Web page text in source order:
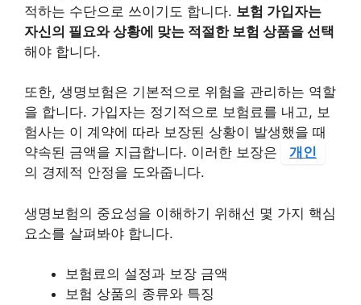
적하는 수단으로 쓰이기도 합니다. 보험 가입자는
자신의 필요와 상황에 맞는 적절한 보험 상품을 선택
해야 합니다.
또한, 생명보험은 기본적으로 위험을 관리하는 역할
을 합니다. 가입자는 정기적으로 보험료를 내고, 보
험사는 이 계약에 따라 보장된 상황이 발생했을 때
약속된 금액을 지급합니다. 이러한 보장은
개인
의 경제적 안정을 도와줍니다.
생명보험의 중요성을 이해하기 위해선 몇 가지 핵심
요소를 살펴봐야 합니다.
보험료의 설정과 보장 금액
보험 상품의 종류와 특징